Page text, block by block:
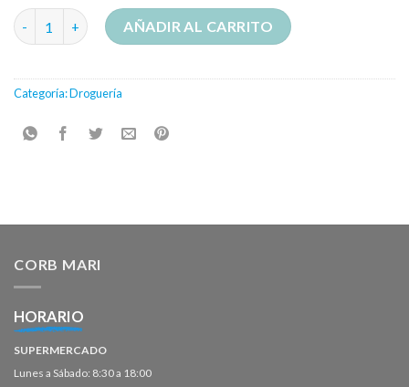
Toothpaste Colgate Total 75ml cantidad
AÑADIR AL CARRITO
Categoría:Droguería
CORB MARI
HORARIO
SUPERMERCADO
Lunes a Sábado: 8:30 a 18:00